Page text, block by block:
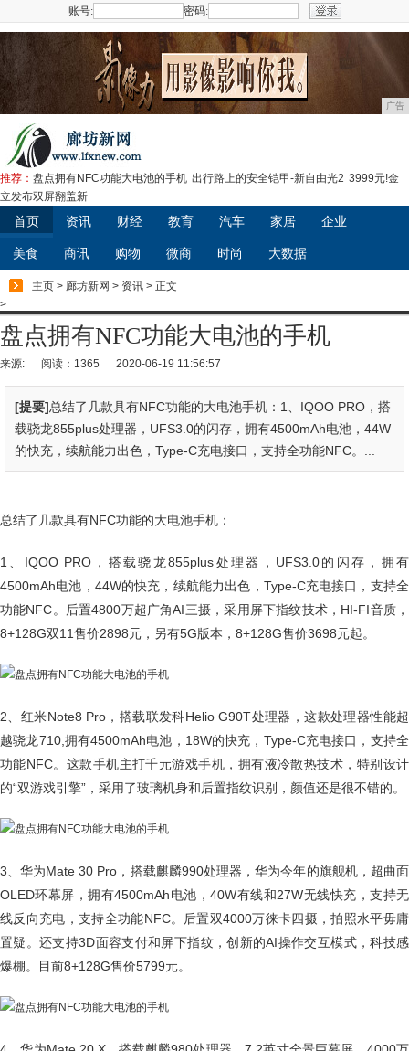
账号: 密码:
广告
推荐： 盘点拥有NFC功能大电池的手机 出行路上的安全铠甲-新自由光2 3999元!金
立发布双屏翻盖新
首页 资讯 财经 教育 汽车 家居 企业
美食 商讯 购物 微商 时尚 大数据
主页 > 廊坊新网 > 资讯 > 正文
>
盘点拥有NFC功能大电池的手机
来源: 阅读：1365 2020-06-19 11:56:57
[提要]总结了几款具有NFC功能的大电池手机：1、IQOO PRO，搭
载骁龙855plus处理器，UFS3.0的闪存，拥有4500mAh电池，44W
的快充，续航能力出色，Type-C充电接口，支持全功能NFC。...
总结了几款具有NFC功能的大电池手机：
1、IQOO PRO，搭载骁龙855plus处理器，UFS3.0的闪存，拥有
4500mAh电池，44W的快充，续航能力出色，Type-C充电接口，支持全
功能NFC。后置4800万超广角AI三摄，采用屏下指纹技术，HI-FI音质，
8+128G双11售价2898元，另有5G版本，8+128G售价3698元起。
2、红米Note8 Pro，搭载联发科Helio G90T处理器，这款处理器性能超
越骁龙710,拥有4500mAh电池，18W的快充，Type-C充电接口，支持全
功能NFC。这款手机主打千元游戏手机，拥有液冷散热技术，特别设计
的“双游戏引擎”，采用了玻璃机身和后置指纹识别，颜值还是很不错的。
3、华为Mate 30 Pro，搭载麒麟990处理器，华为今年的旗舰机，超曲面
OLED环幕屏，拥有4500mAh电池，40W有线和27W无线快充，支持无
线反向充电，支持全功能NFC。后置双4000万徕卡四摄，拍照水平毋庸
置疑。还支持3D面容支付和屏下指纹，创新的AI操作交互模式，科技感
爆棚。目前8+128G售价5799元。